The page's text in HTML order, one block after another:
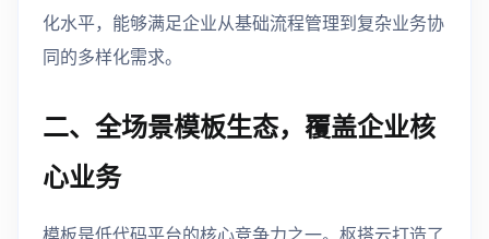
化水平，能够满足企业从基础流程管理到复杂业务协
同的多样化需求。
二、全场景模板生态，覆盖企业核
心业务
模板是低代码平台的核心竞争力之一。枢搭云打造了